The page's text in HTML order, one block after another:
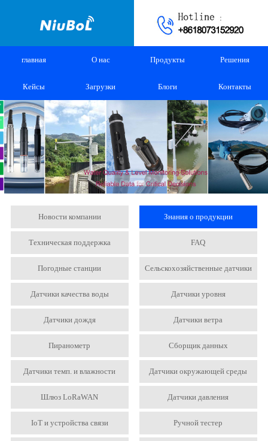
главная О нас Продукты Решения
Кейсы Загрузки Блоги Контакты
Новости компании Знания о продукции
Техническая поддержка FAQ
Погодные станции Сельскохозяйственные датчики
Датчики качества воды Датчики уровня
Датчики дождя Датчики ветра
Пиранометр Сборщик данных
Датчики темп. и влажности Датчики окружающей среды
Шлюз LoRaWAN Датчики давления
IoT и устройства связи Ручной тестер